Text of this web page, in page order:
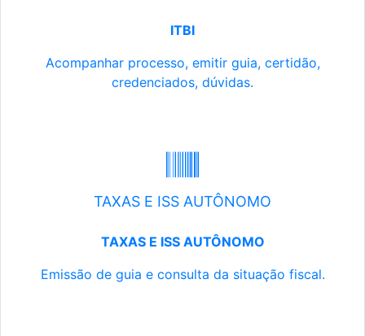
ITBI
Acompanhar processo, emitir guia, certidão,
credenciados, dúvidas.
TAXAS E ISS AUTÔNOMO
TAXAS E ISS AUTÔNOMO
Emissão de guia e consulta da situação fiscal.